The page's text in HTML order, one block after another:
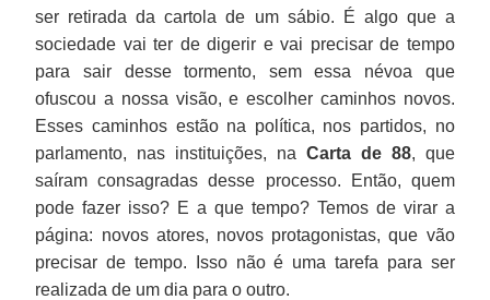
ser retirada da cartola de um sábio. É algo que a
sociedade vai ter de digerir e vai precisar de tempo
para sair desse tormento, sem essa névoa que
ofuscou a nossa visão, e escolher caminhos novos.
Esses caminhos estão na política, nos partidos, no
parlamento, nas instituições, na Carta de 88, que
saíram consagradas desse processo. Então, quem
pode fazer isso? E a que tempo? Temos de virar a
página: novos atores, novos protagonistas, que vão
precisar de tempo. Isso não é uma tarefa para ser
realizada de um dia para o outro.